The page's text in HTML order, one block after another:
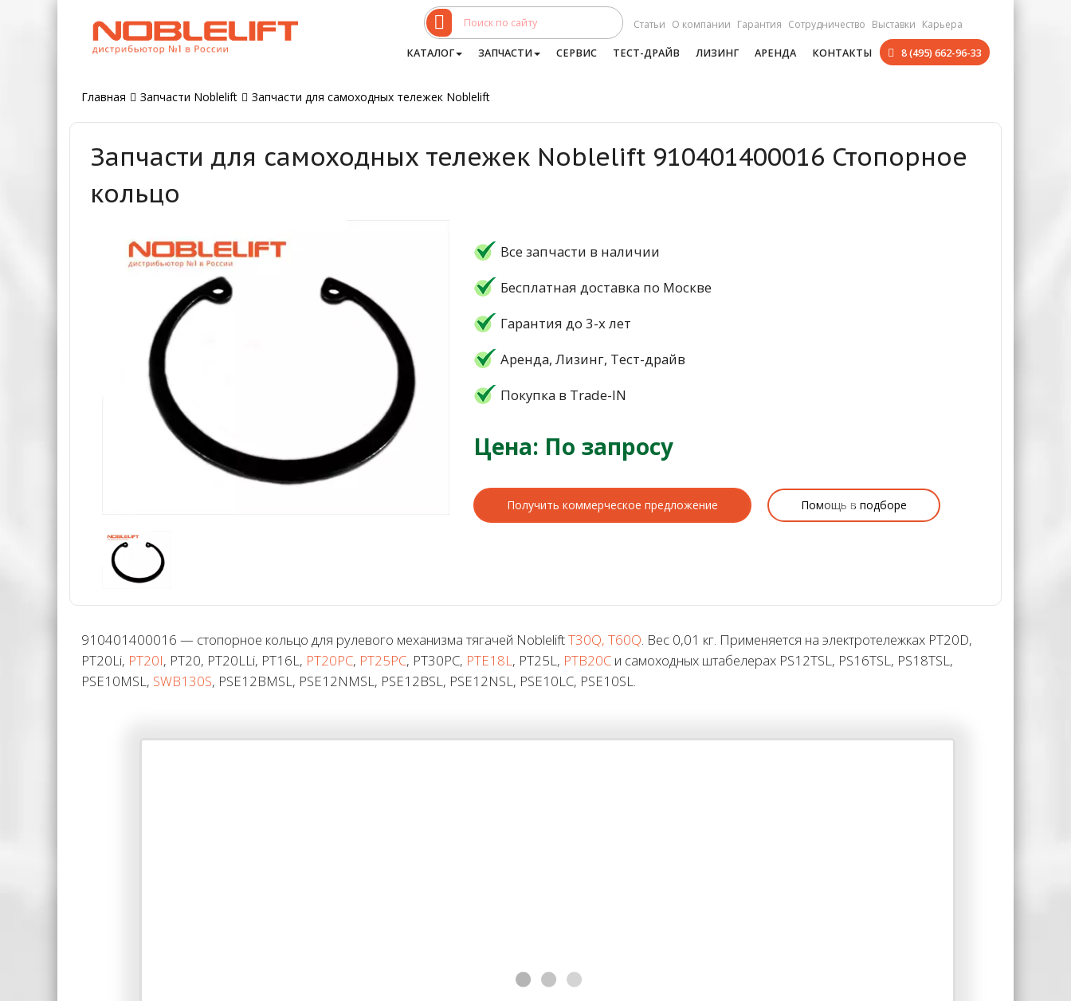
Статьи О компании Гарантия Сотрудничество Выставки Карьера
КАТАЛОГ ЗАПЧАСТИ СЕРВИС ТЕСТ-ДРАЙВ ЛИЗИНГ АРЕНДА КОНТАКТЫ 8 (495) 662-96-33
Главная Запчасти Noblelift Запчасти для самоходных тележек Noblelift
Запчасти для самоходных тележек Noblelift 910401400016 Стопорное
кольцо
Все запчасти в наличии
Бесплатная доставка по Москве
Гарантия до 3-х лет
Аренда, Лизинг, Тест-драйв
Покупка в Trade-IN
Цена: По запросу
Получить коммерческое предложение Помощь в подборе
910401400016 — стопорное кольцо для рулевого механизма тягачей NobleliftT30Q, T60Q. Вес 0,01 кг. Применяется на электротележках PT20D,
PT20Li, PT20I, PT20, PT20LLi, PT16L, PT20PC, PT25PC, PT30PC, PTE18L, PT25L, PTB20C и самоходных штабелерах PS12TSL, PS16TSL, PS18TSL,
PSE10MSL, SWB130S, PSE12BMSL, PSE12NMSL, PSE12BSL, PSE12NSL, PSE10LC, PSE10SL.